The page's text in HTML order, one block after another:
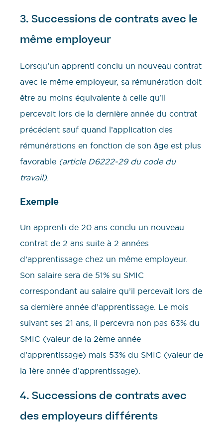
3. Successions de contrats avec le
même employeur
Lorsqu’un apprenti conclu un nouveau contrat
avec le même employeur, sa rémunération doit
être au moins équivalente à celle qu’il
percevait lors de la dernière année du contrat
précédent sauf quand l’application des
rémunérations en fonction de son âge est plus
favorable (article D6222-29 du code du
travail).
Exemple
Un apprenti de 20 ans conclu un nouveau
contrat de 2 ans suite à 2 années
d’apprentissage chez un même employeur.
Son salaire sera de 51% su SMIC
correspondant au salaire qu’il percevait lors de
sa dernière année d’apprentissage. Le mois
suivant ses 21 ans, il percevra non pas 63% du
SMIC (valeur de la 2ème année
d’apprentissage) mais 53% du SMIC (valeur de
la 1ère année d’apprentissage).
4. Successions de contrats avec
des employeurs différents